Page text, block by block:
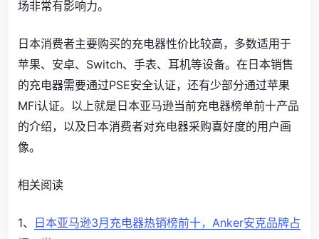
场非常有影响力。
日本消费者主要购买的充电器性价比较高，多数适用于
苹果、安卓、Switch、手表、耳机等设备。在日本销售
的充电器需要通过PSE安全认证，还有少部分通过苹果
MFi认证。 以上就是日本亚马逊当前充电器榜单前十产品
的介绍，以及日本消费者对充电器采购喜好度的用户画
像。
相关阅读
1、 日本亚马逊3月充电器热销榜前十，Anker安克品牌占